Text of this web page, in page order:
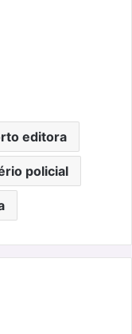
editora
policial